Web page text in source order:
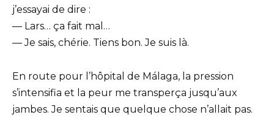
j’essayai de dire :
— Lars… ça fait mal…
— Je sais, chérie. Tiens bon. Je suis là.
En route pour l’hôpital de Málaga, la pression
s’intensifia et la peur me transperça jusqu’aux
jambes. Je sentais que quelque chose n’allait pas.